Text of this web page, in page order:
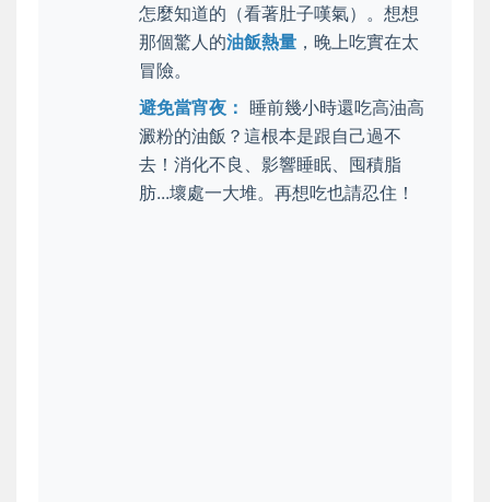
怎麼知道的（看著肚子嘆氣）。想想
那個驚人的油飯熱量 ，晚上吃實在太
冒險。
避免當宵夜： 睡前幾小時還吃高油高
澱粉的油飯？這根本是跟自己過不
去！消化不良、影響睡眠、囤積脂
肪...壞處一大堆。再想吃也請忍住！